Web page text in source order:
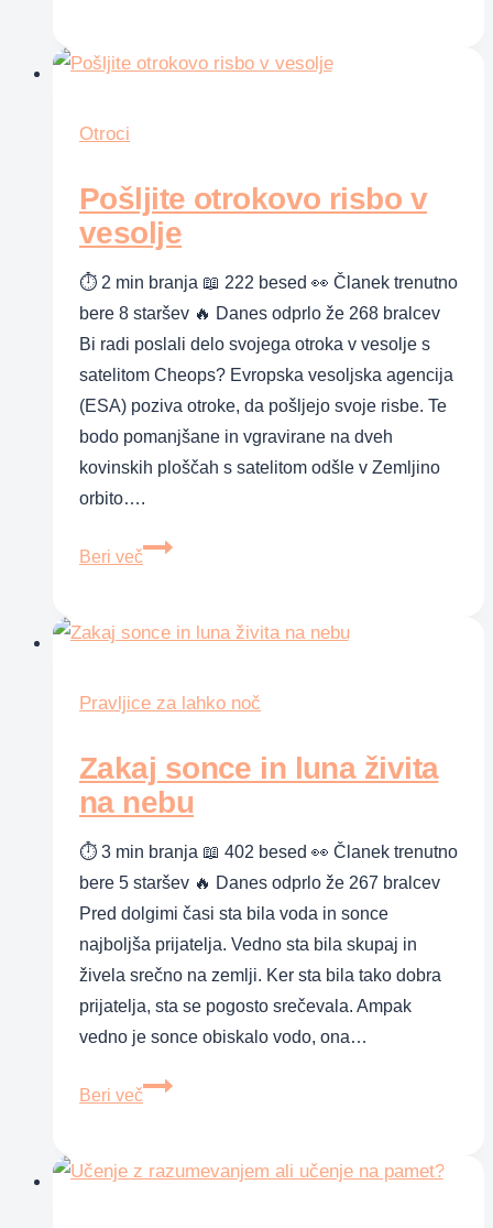
Otroci
Pošljite otrokovo risbo v
vesolje
⏱ 2 min branja 📖 222 besed 👀 Članek trenutno
bere 8 staršev 🔥 Danes odprlo že 268 bralcev
Bi radi poslali delo svojega otroka v vesolje s
satelitom Cheops? Evropska vesoljska agencija
(ESA) poziva otroke, da pošljejo svoje risbe. Te
bodo pomanjšane in vgravirane na dveh
kovinskih ploščah s satelitom odšle v Zemljino
orbito….
Beri več
Pošljite
v
Pravljice za lahko noč
Zakaj sonce in luna živita
na nebu
⏱ 3 min branja 📖 402 besed 👀 Članek trenutno
bere 5 staršev 🔥 Danes odprlo že 267 bralcev
Pred dolgimi časi sta bila voda in sonce
najboljša prijatelja. Vedno sta bila skupaj in
živela srečno na zemlji. Ker sta bila tako dobra
prijatelja, sta se pogosto srečevala. Ampak
vedno je sonce obiskalo vodo, ona…
Beri več
Zakaj
luna